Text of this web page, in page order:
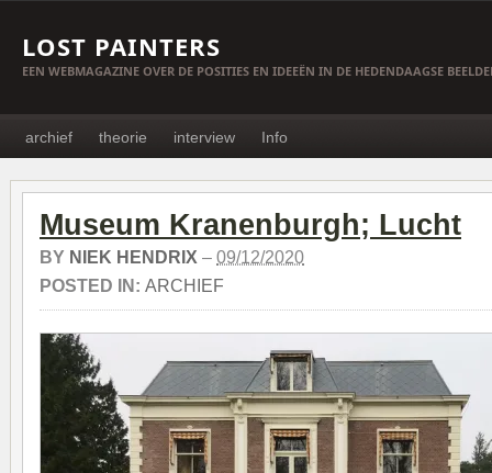
LOST PAINTERS
EEN WEBMAGAZINE OVER DE POSITIES EN IDEEËN IN DE HEDENDAAGSE
archief theorie interview Info
Museum Kranenburgh; Lucht
BY NIEK HENDRIX – 09/12/2020
POSTED IN: ARCHIEF